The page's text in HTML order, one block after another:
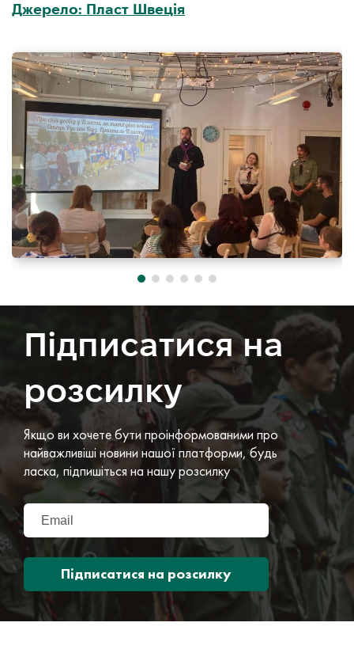
Джерело: Пласт Швеція
Підписатися на
розсилку
Якщо ви хочете бути проінформованими про
найважливіші новини нашої платформи, будь
ласка, підпишіться на нашу розсилку
Підписатися на розсилку